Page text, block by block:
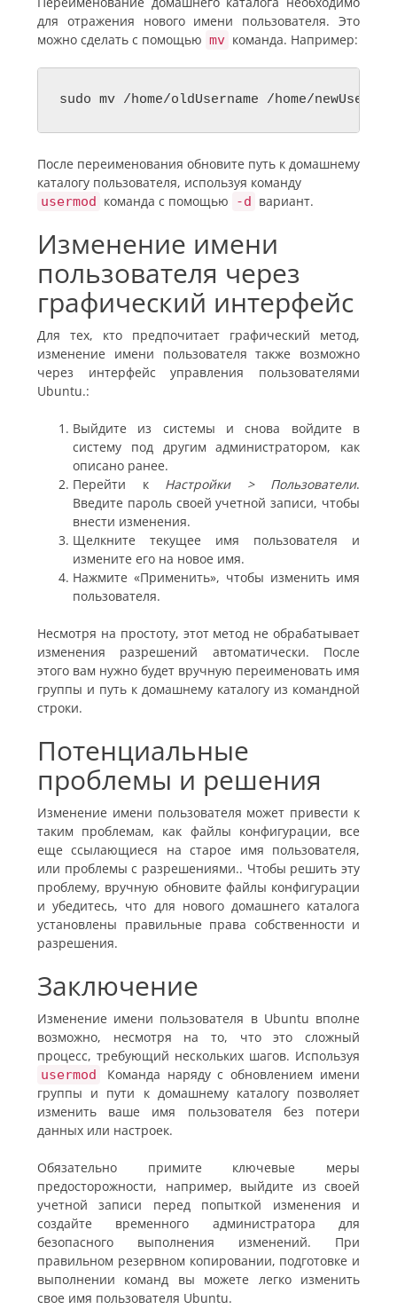
для отражения нового имени пользователя. Это
можно сделать с помощью mv команда. Например:
sudo mv /home/oldUsername /home/
После переименования обновите путь к домашнему
каталогу пользователя, используя команду
usermod команда с помощью -d вариант.
Изменение имени
пользователя через
графический интерфейс
Для тех, кто предпочитает графический метод,
изменение имени пользователя также возможно
через интерфейс управления пользователями
Ubuntu.:
Выйдите из системы и снова войдите в
систему под другим администратором, как
описано ранее.
Перейти к Настройки > Пользователи.
Введите пароль своей учетной записи, чтобы
внести изменения.
Щелкните текущее имя пользователя и
измените его на новое имя.
Нажмите «Применить», чтобы изменить имя
пользователя.
Несмотря на простоту, этот метод не обрабатывает
изменения разрешений автоматически. После
этого вам нужно будет вручную переименовать имя
группы и путь к домашнему каталогу из командной
строки.
Потенциальные
проблемы и решения
Изменение имени пользователя может привести к
таким проблемам, как файлы конфигурации, все
еще ссылающиеся на старое имя пользователя,
или проблемы с разрешениями.. Чтобы решить эту
проблему, вручную обновите файлы конфигурации
и убедитесь, что для нового домашнего каталога
установлены правильные права собственности и
разрешения.
Заключение
Изменение имени пользователя в Ubuntu вполне
возможно, несмотря на то, что это сложный
процесс, требующий нескольких шагов. Используя
usermod
Команда наряду с обновлением имени
группы и пути к домашнему каталогу позволяет
изменить ваше имя пользователя без потери
данных или настроек.
Обязательно примите ключевые меры
предосторожности, например, выйдите из своей
учетной записи перед попыткой изменения и
создайте временного администратора для
безопасного выполнения изменений. При
правильном резервном копировании, подготовке и
выполнении команд вы можете легко изменить
свое имя пользователя Ubuntu.